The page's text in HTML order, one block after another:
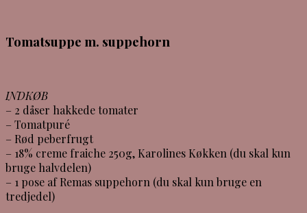
Tomatsuppe m. suppehorn
INDKØB
– 2 dåser hakkede tomater
– Tomatpuré
– Rød peberfrugt
– 18% creme fraiche 250g, Karolines Køkken (du skal kun
bruge halvdelen)
– 1 pose af Remas suppehorn (du skal kun bruge en
tredjedel)